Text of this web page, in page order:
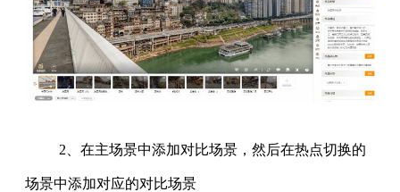
2、在主场景中添加对比场景，然后在热点切换的
场景中添加对应的对比场景